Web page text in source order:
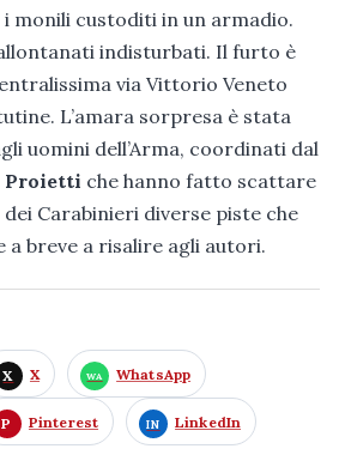
monili custoditi in un armadio.
indisturbati. Il furto è
via Vittorio Veneto
L’amara sorpresa è stata
uomini dell’Arma, coordinati dal
Proietti che hanno fatto scattare
Carabinieri diverse piste che
breve a risalire agli autori.
X WhatsApp
Pinterest LinkedIn